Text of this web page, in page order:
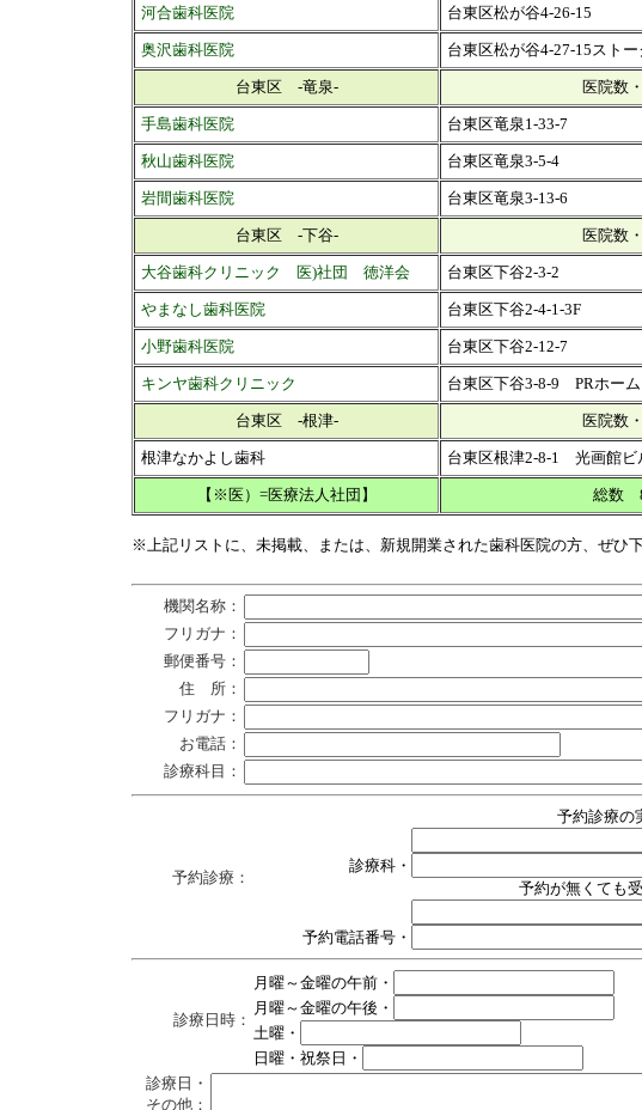
河合歯科医院 台東区松が谷4-26-15
奥沢歯科医院 台東区松が谷4-27-15スト
台東区 -竜泉- 医院数
手島歯科医院 台東区竜泉1-33-7
秋山歯科医院 台東区竜泉3-5-4
岩間歯科医院 台東区竜泉3-13-6
台東区 -下谷- 医院数
大谷歯科クリニック 医)社団 徳洋会 台東区下谷2-3-2
やまなし歯科医院 台東区下谷2-4-1-3F
小野歯科医院 台東区下谷2-12-7
キンヤ歯科クリニック 台東区下谷3-8-9 PRホー
台東区 -根津- 医院数
根津なかよし歯科 台東区根津2-8-1 光画館ビ
【※医）=医療法人社団】 総数
※上記リストに、未掲載、または、新規開業された歯科医院の方、ぜひ
機関名称：
フリガナ：
郵便番号：
住 所：
フリガナ：
お電話：
診療科目：
予約診療：
予約診療の
診療科・
予約が無くても
予約電話番号・
診療日時：
月曜～金曜の午前・
月曜～金曜の午後・
土曜・
日曜・祝祭日・
診療日・
その他：